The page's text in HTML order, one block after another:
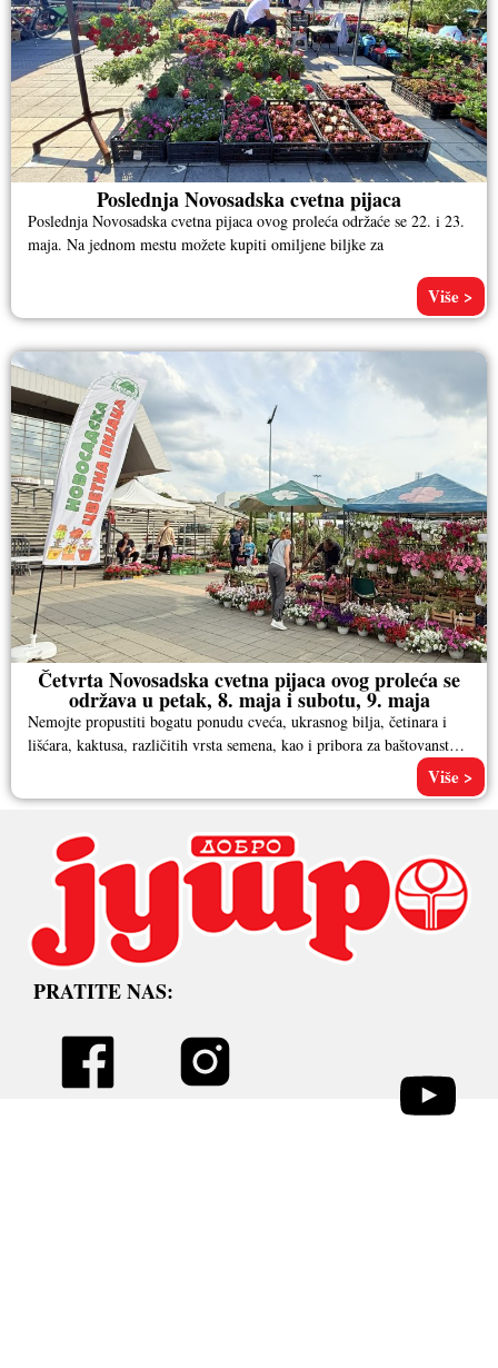
Poslednja Novosadska cvetna pijaca
Poslednja Novosadska cvetna pijaca ovog proleća održaće se 22. i 23.
maja. Na jednom mestu možete kupiti omiljene biljke za
Više >
Četvrta Novosadska cvetna pijaca ovog proleća se
održava u petak, 8. maja i subotu, 9. maja
Nemojte propustiti bogatu ponudu cveća, ukrasnog bilja, četinara i
lišćara, kaktusa, različitih vrsta semena, kao i pribora za baštovanstvo.
Više >
PRATITE NAS: